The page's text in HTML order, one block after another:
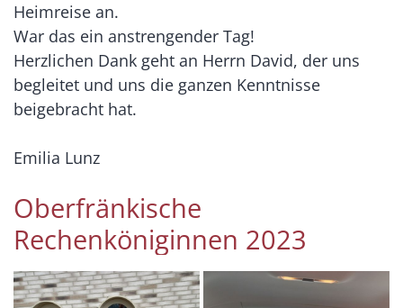
Heimreise an.
War das ein anstrengender Tag!
Herzlichen Dank geht an Herrn David, der uns
begleitet und uns die ganzen Kenntnisse
beigebracht hat.
Emilia Lunz
Oberfränkische
Rechenköniginnen 2023